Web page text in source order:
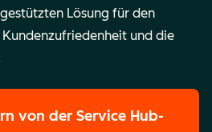
Lösung für den
und die
von der Service Hub-